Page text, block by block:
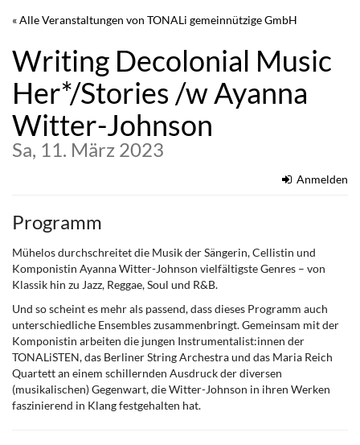
Zum
springen
« Alle Veranstaltungen von TONALi gemeinnützige GmbH
Writing Decolonial Music
Her*/Stories /w Ayanna
Witter-Johnson
Sa, 11. März 2023
Anmelden
Programm
Mühelos durchschreitet die Musik der Sängerin, Cellistin und
Komponistin Ayanna Witter-Johnson vielfältigste Genres – von
Klassik hin zu Jazz, Reggae, Soul und R&B.
Und so scheint es mehr als passend, dass dieses Programm auch
unterschiedliche Ensembles zusammenbringt. Gemeinsam mit der
Komponistin arbeiten die jungen Instrumentalist:innen der
TONALiSTEN, das Berliner String Archestra und das Maria Reich
Quartett an einem schillernden Ausdruck der diversen
(musikalischen) Gegenwart, die Witter-Johnson in ihren Werken
faszinierend in Klang festgehalten hat.